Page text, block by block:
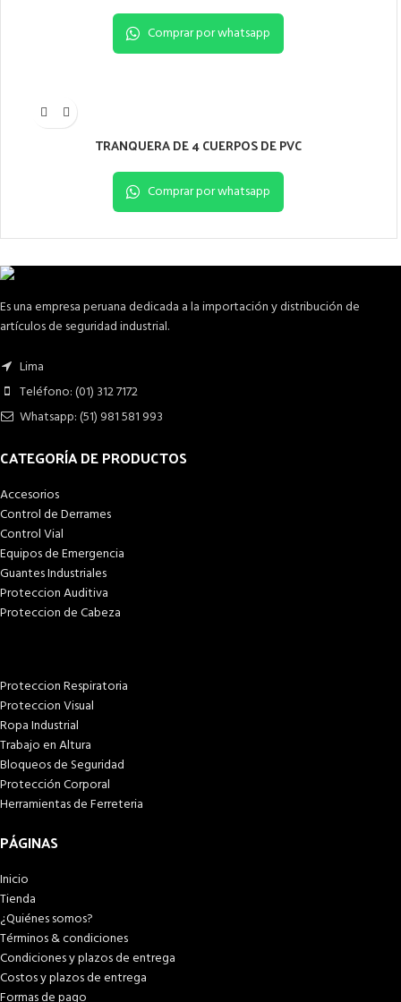
Comprar por whatsapp
TRANQUERA DE 4 CUERPOS DE PVC
Comprar por whatsapp
Es una empresa peruana dedicada a la importación y distribución de
artículos de seguridad industrial.
Lima
Teléfono: (01) 312 7172
Whatsapp: (51) 981 581 993
CATEGORÍA DE PRODUCTOS
Accesorios
Control de Derrames
Control Vial
Equipos de Emergencia
Guantes Industriales
Proteccion Auditiva
Proteccion de Cabeza
Proteccion Respiratoria
Proteccion Visual
Ropa Industrial
Trabajo en Altura
Bloqueos de Seguridad
Protección Corporal
Herramientas de Ferreteria
PÁGINAS
Inicio
Tienda
¿Quiénes somos?
Términos & condiciones
Condiciones y plazos de entrega
Costos y plazos de entrega